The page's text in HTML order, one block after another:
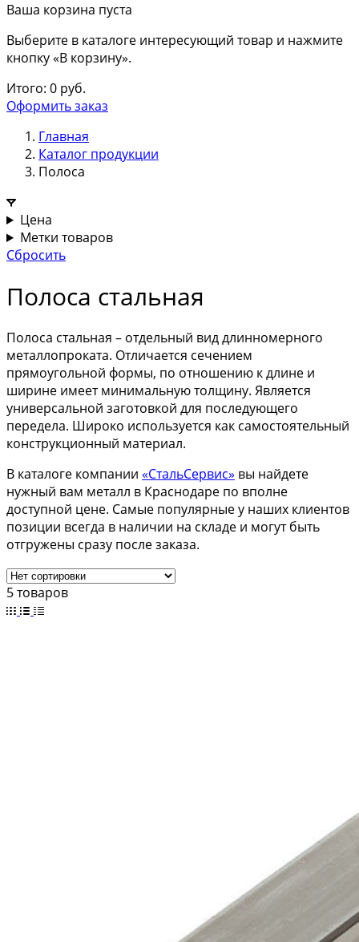
Ваша корзина пуста
Выберите в каталоге интересующий товар и нажмите
кнопку «В корзину».
Итого: 0 руб.
Оформить заказ
Главная
Каталог продукции
Полоса
Цена
Метки товаров
Сбросить
Полоса стальная
Полоса стальная – отдельный вид длинномерного
металлопроката. Отличается сечением
прямоугольной формы, по отношению к длине и
ширине имеет минимальную толщину. Является
универсальной заготовкой для последующего
передела. Широко используется как самостоятельный
конструкционный материал.
В каталоге компании «СтальСервис» вы найдете
нужный вам металл в Краснодаре по вполне
доступной цене. Самые популярные у наших клиентов
позиции всегда в наличии на складе и могут быть
отгружены сразу после заказа.
5 товаров